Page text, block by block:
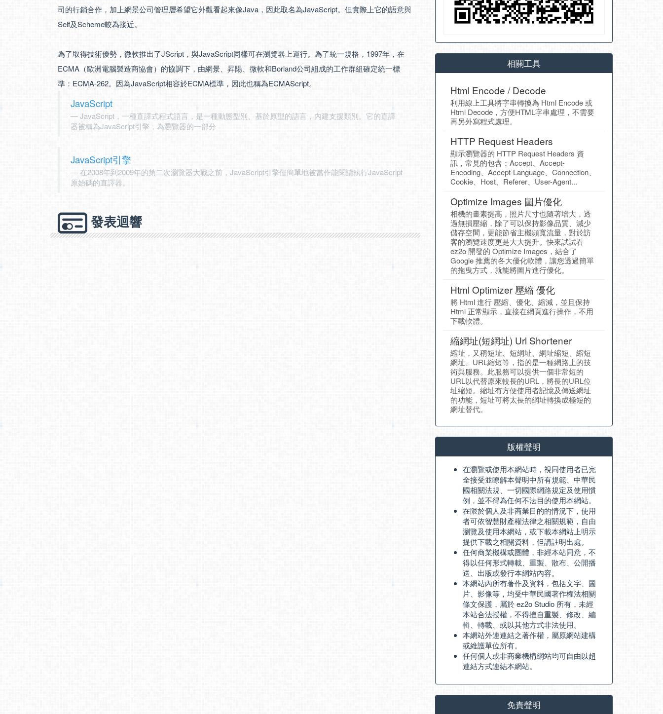
司的行銷合作，加上網景公司管理層希望它外觀看起來像Java，因此取名為JavaScript。但實際上它的語意與
Self及Scheme較為接近。
為了取得技術優勢，微軟推出了JScript，與JavaScript同樣可在瀏覽器上運行。為了統一規格，1997年，在
ECMA（歐洲電腦製造商協會）的協調下，由網景、昇陽、微軟和Borland公司組成的工作群組確定統一標
準：ECMA-262。因為JavaScript相容於ECMA標準，因此也稱為ECMAScript。
JavaScript
JavaScript，一種直譯式程式語言，是一種動態型別、基於原型的語言，內建支援類別。它的直譯
器被稱為JavaScript引擎，為瀏覽器的一部分
JavaScript引擎
在2008年到2009年的第二次瀏覽器大戰之前，JavaScript引擎僅簡單地被當作能閱讀執行JavaScript
原始碼的直譯器。
發表迴響
相關工具
Html Encode / Decode
利用線上工具將字串轉換為 Html Encode 或
Html Decode，方便HTML字串處理，不需要
再另外寫程式處理。
HTTP Request Headers
顯示瀏覽器的 HTTP Request Headers 資
訊，常見的包含：Accept、Accept-
Encoding、Accept-Language、Connection、
Cookie、Host、Referer、User-Agent...
Optimize Images 圖片優化
相機的畫素提高，照片尺寸也隨著增大，透
過無損壓縮，除了可以保持影像品質、減少
儲存空間，更能節省主機頻寬流量，對於訪
客的瀏覽速度更是大大提升。快來試試看
ez2o 開發的 Optimize Images，結合了
Google 推薦的各大優化軟體，讓您透過簡單
的拖曳方式，就能將圖片進行優化。
Html Optimizer 壓縮 優化
將 Html 進行 壓縮、優化、縮減，並且保持
Html 正常顯示，直接在網頁進行操作，不用
下載軟體。
縮網址(短網址) Url Shortener
縮址，又稱短址、短網址、網址縮短、縮短
網址、URL縮短等，指的是一種網路上的技
術與服務。此服務可以提供一個非常短的
URL以代替原來較長的URL，將長的URL位
址縮短。縮址有方便使用者記憶及傳送網址
的功能，短址可將太長的網址轉換成極短的
網址替代。
版權聲明
在瀏覽或使用本網站時，視同使用者已完
全接受並瞭解本聲明中所有規範、中華民
國相關法規、一切國際網路規定及使用慣
例，並不得為任何不法目的使用本網站。
在限於個人及非商業目的的情況下，使用
者可依智慧財產權法律之相關規範，自由
瀏覽及使用本網站，或下載本網站上明示
提供下載之相關資料，但請註明出處。
任何商業機構或團體，非經本站同意，不
得以任何形式轉載、重製、散布、公開播
送、出版或發行本網站內容。
本網站內所有著作及資料，包括文字、圖
片、影像等，均受中華民國著作權法相關
條文保護，屬於 ez2o Studio 所有，未經
本站合法授權，不得擅自重製、修改、編
輯、轉載、或以其他方式非法使用。
本網站外連連結之著作權，屬原網站建構
或維護單位所有。
任何個人或非商業機構網站均可自由以超
連結方式連結本網站。
免責聲明